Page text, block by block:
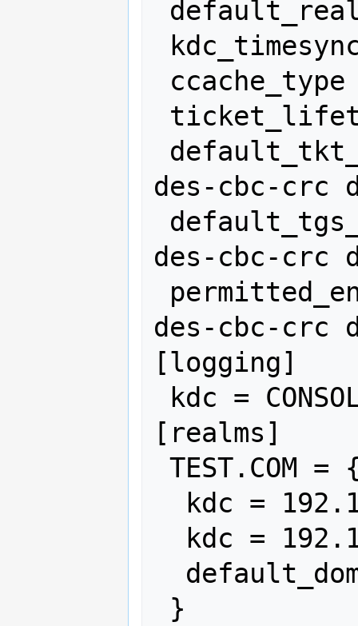
des-cbc-crc
des-cbc-crc
des-cbc-crc
[logging]
[realms]